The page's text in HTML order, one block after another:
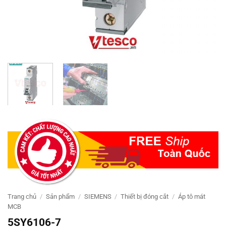
Trang chủ / Sản phẩm / SIEMENS / Thiết bị đóng cắt / Áp tô mát
MCB
5SY6106-7